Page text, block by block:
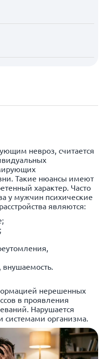
невроз, считается
Такие нюансы имеют
характер. Часто
у мужчин психические
являются:
нерешенных
в проявления
Нарушается
организма.